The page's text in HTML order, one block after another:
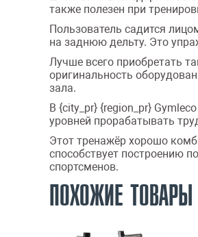
также полезен при
Пользователь садится
на заднюю дельту. Это
Лучше всего приобретать
оригинальность
зала.
В {city_pr} {region_pr}
уровней прорабатывать
Этот тренажёр хорошо
способствует построению
спортсменов.
ПОХОЖИЕ ТОВАРЫ